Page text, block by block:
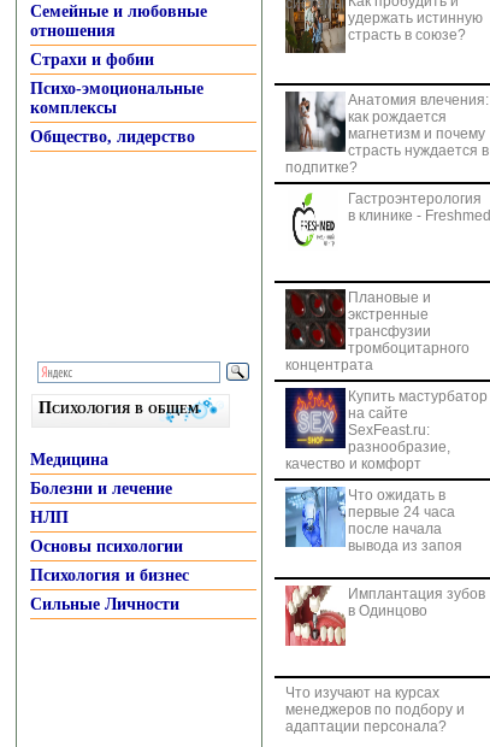
Семейные и любовные
отношения
Страхи и фобии
Психо-эмоциональные
комплексы
Общество, лидерство
Психология в общем
Медицина
Болезни и лечение
НЛП
Основы психологии
Психология и бизнес
Сильные Личности
системы
удержать истинную
страсть в союзе?
Анатомия влечения:
как рождается
магнетизм и почему
страсть нуждается в
подпитке?
Гастроэнтерология
в клинике - Freshmed
Плановые и
экстренные
трансфузии
тромбоцитарного
концентрата
Купить мастурбатор
на сайте
SexFeast.ru:
разнообразие,
качество и комфорт
Что ожидать в
первые 24 часа
после начала
вывода из запоя
Имплантация зубов
в Одинцово
Что изучают на курсах
менеджеров по подбору и
адаптации персонала?